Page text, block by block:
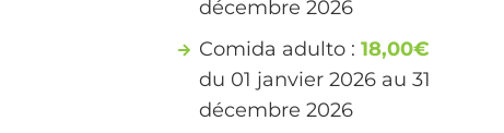
décembre 2026
Comida adulto : 18,00€
du 01 janvier 2026 au 31
décembre 2026